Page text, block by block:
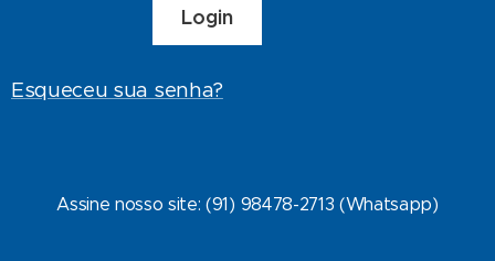
Login
Esqueceu sua senha?
Assine nosso site: (91) 98478-2713 (Whatsapp)